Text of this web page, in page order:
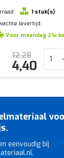
1 stuk(s)
levertijd:
Voor maandag 21u
12,28
4,40
eenvoudig bij